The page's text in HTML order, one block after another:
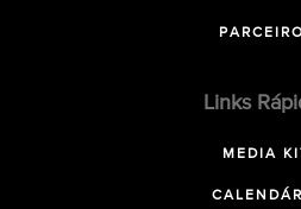
Links
MEDIA